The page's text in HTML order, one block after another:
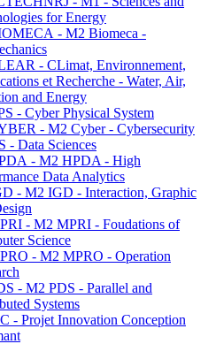
for Energy
- M2 Biomeca -
- CLimat, Environnement,
et Recherche - Water, Air,
and Energy
- Cyber Physical System
- M2 Cyber - Cybersecurity
- Data Sciences
- M2 HPDA - High
Data Analytics
- M2 IGD - Interaction, Graphic
- M2 MPRI - Foudations of
Science
- M2 MPRO - Operation
- M2 PDS - Parallel and
Systems
- Projet Innovation Conception